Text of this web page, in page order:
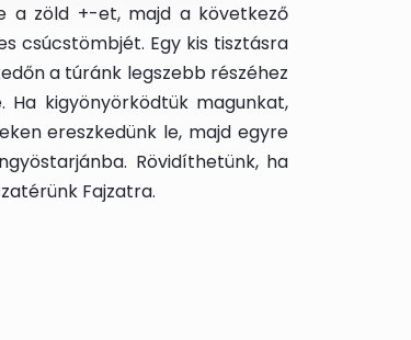
a zöld +-et, majd a következő
csúcstömbjét. Egy kis tisztásra
a túránk legszebb részéhez
kigyönyörködtük magunkat,
ereszkedünk le, majd egyre
Rövidíthetünk, ha
Fajzatra.